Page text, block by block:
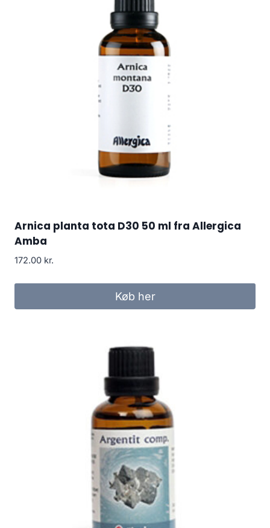
Arnica planta tota D30 50 ml fra Allergica
Amba
172.00 kr.
Køb her